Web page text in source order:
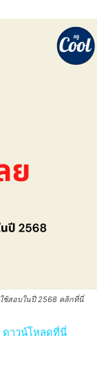
ช้สอบในปี 2568 คลิกที่นี่
ดาวน์โหลดที่นี่